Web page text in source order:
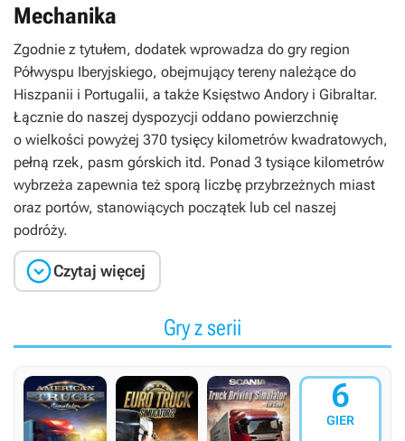
Mechanika
Zgodnie z tytułem, dodatek wprowadza do gry region
Półwyspu Iberyjskiego, obejmujący tereny należące do
Hiszpanii i Portugalii, a także Księstwo Andory i Gibraltar.
Łącznie do naszej dyspozycji oddano powierzchnię
o wielkości powyżej 370 tysięcy kilometrów kwadratowych,
pełną rzek, pasm górskich itd. Ponad 3 tysiące kilometrów
wybrzeża zapewnia też sporą liczbę przybrzeżnych miast
oraz portów, stanowiących początek lub cel naszej
podróży.
Czytaj więcej
Gry z serii
6
GIER